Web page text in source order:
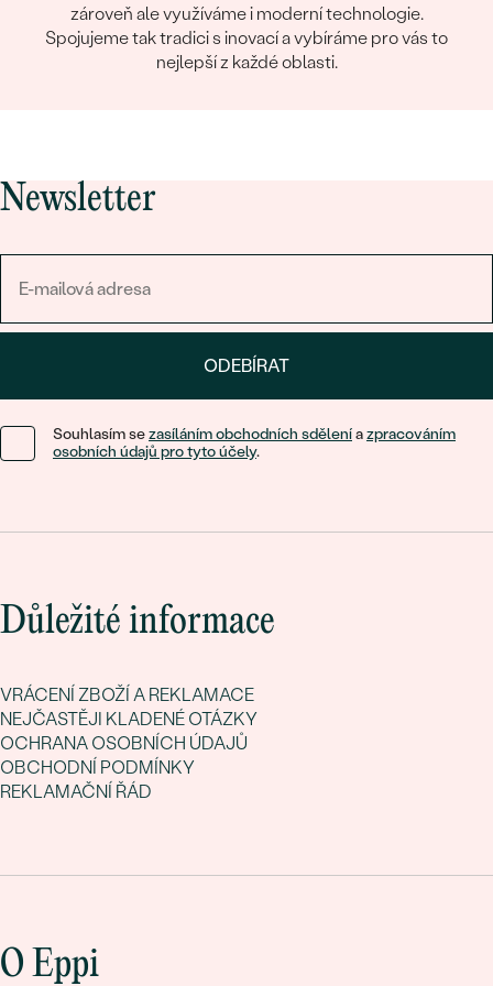
zároveň ale využíváme i moderní technologie.
Spojujeme tak tradici s inovací a vybíráme pro vás to
nejlepší z každé oblasti.
Newsletter
ODEBÍRAT
Souhlasím sezasíláním obchodních sděleníazpracováním
osobních údajů pro tyto účely.
Důležité informace
VRÁCENÍ ZBOŽÍ A REKLAMACE
NEJČASTĚJI KLADENÉ OTÁZKY
OCHRANA OSOBNÍCH ÚDAJŮ
OBCHODNÍ PODMÍNKY
REKLAMAČNÍ ŘÁD
O Eppi